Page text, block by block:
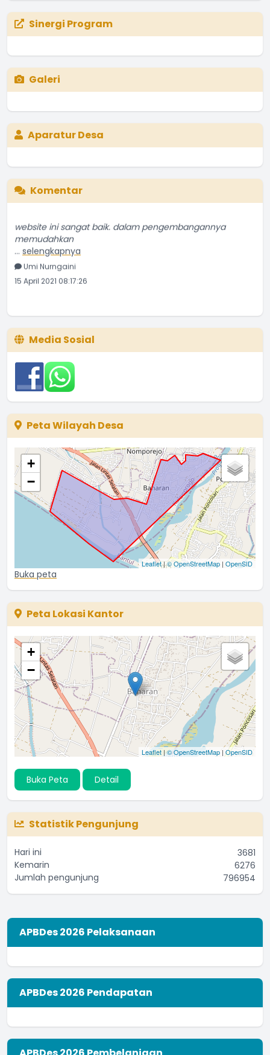
Sinergi Program
Galeri
Aparatur Desa
Komentar
memudahkan
...selengkapnya
Umi Nurngaini
15 April 2021 08:17:26
Media Sosial
Peta Wilayah Desa
+
−
Leaflet|© OpenStreetMap | OpenSID
Buka peta
Peta Lokasi Kantor
+
−
Leaflet|© OpenStreetMap| OpenSID
Buka Peta Detail
Statistik Pengunjung
Hari ini
3681
Kemarin
6276
Jumlah pengunjung
796954
APBDes 2026 Pelaksanaan
APBDes 2026 Pendapatan